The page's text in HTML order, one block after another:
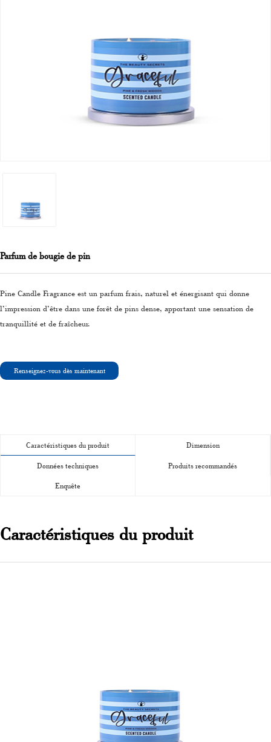
Parfum de bougie de pin
Pine Candle Fragrance est un parfum frais, naturel et énergisant qui donne
l’impression d’être dans une forêt de pins dense, apportant une sensation de
tranquillité et de fraîcheur.
Renseignez-vous dès maintenant
Caractéristiques du produit Dimension
Données techniques Produits recommandés
Enquête
Caractéristiques du produit